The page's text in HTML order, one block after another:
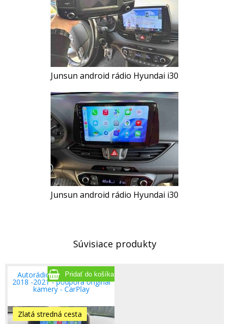
Junsun android rádio Hyundai i30
Junsun android rádio Hyundai i30
Súvisiace produkty
Autorádio Hyundai Tucson
2018 -2021 - podpora original
kamery - CarPlay
Zlatá stredná cesta